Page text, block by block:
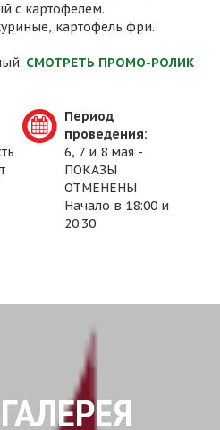
с картофелем.
картофель фри.
СМОТРЕТЬ ПРОМО-РОЛИК
Период
проведения:
6, 7 и 8 мая -
ПОКАЗЫ
ОТМЕНЕНЫ
Начало в 18:00 и
20.30